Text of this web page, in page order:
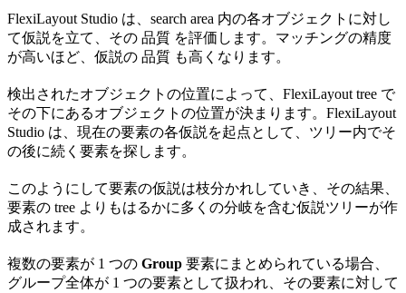
FlexiLayout Studio は、search area 内の各オブジェクトに対し
て仮説を立て、その 品質 を評価します。マッチングの精度
が高いほど、仮説の 品質 も高くなります。
検出されたオブジェクトの位置によって、FlexiLayout tree で
その下にあるオブジェクトの位置が決まります。FlexiLayout
Studio は、現在の要素の各仮説を起点として、ツリー内でそ
の後に続く要素を探します。
このようにして要素の仮説は枝分かれしていき、その結果、
要素の tree よりもはるかに多くの分岐を含む仮説ツリーが作
成されます。
複数の要素が 1 つの Group 要素にまとめられている場合、
グループ全体が 1 つの要素として扱われ、その要素に対して